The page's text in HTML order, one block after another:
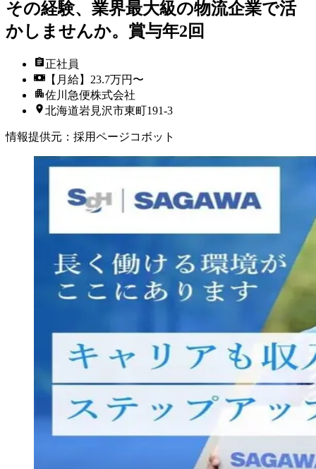
その経験、業界最大級の物流企業で活
かしませんか。賞与年2回
正社員
【月給】23.7万円〜
佐川急便株式会社
北海道岩見沢市東町191-3
情報提供元 ： 採用ページコボット